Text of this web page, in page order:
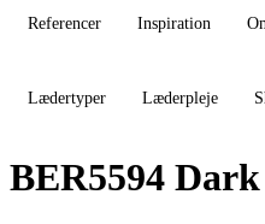
Referencer Inspiration
Lædertyper Læderpleje
BER5594